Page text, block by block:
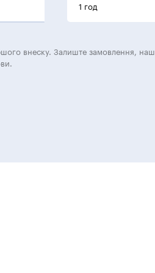
1 год
внеску. Залиште замовлення, наш